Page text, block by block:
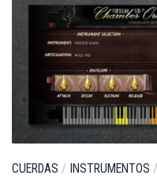
CUERDAS / INSTRUMENTOS /